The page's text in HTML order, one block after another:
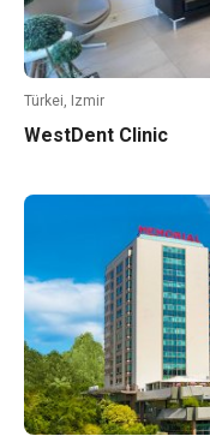
Türkei, Izmir
WestDent Clinic